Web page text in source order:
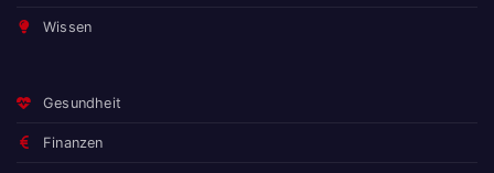
Wissen
Gesundheit
Finanzen